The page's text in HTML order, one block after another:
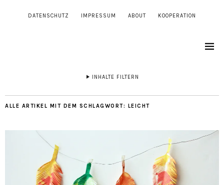
DATENSCHUTZ IMPRESSUM ABOUT KOOPERATION
INHALTE FILTERN
ALLE ARTIKEL MIT DEM SCHLAGWORT: LEICHT